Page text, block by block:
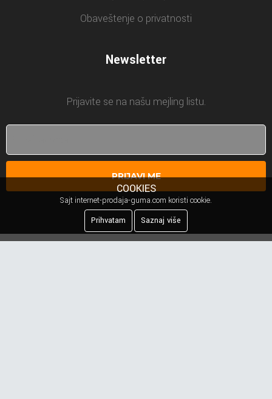
Obaveštenje o privatnosti
Newsletter
Prijavite se na našu mejling listu.
PRIJAVI ME
COOKIES
Sajt internet-prodaja-guma.com koristi cookie.
Prihvatam
Saznaj više